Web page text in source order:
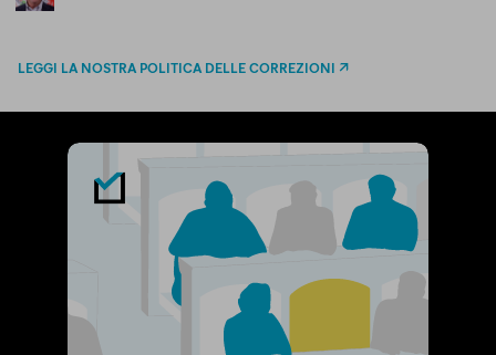
LEGGI LA NOSTRA POLITICA DELLE CORREZIONI